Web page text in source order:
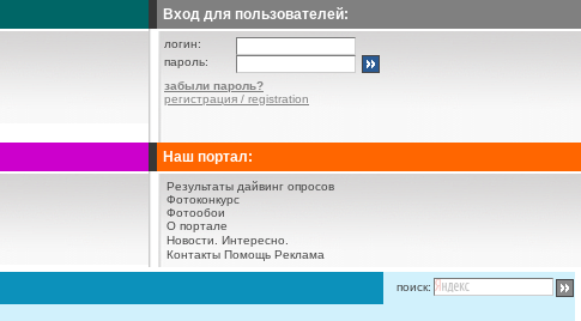
Вход для пользователей:
логин:
пароль:
забыли пароль?
регистрация / registration
Наш портал:
Результаты дайвинг опросов
Фотоконкурс
Фотообои
О портале
Новости.
Интересно.
Контакты Помощь Реклама
поиск: